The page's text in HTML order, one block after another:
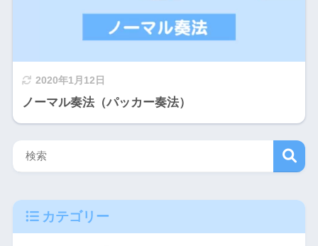
2020年1月12日
ノーマル奏法（パッカー奏法）
カテゴリー